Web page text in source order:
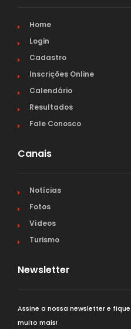
Home
Login
Cadastro
Inscrições Online
Calendário
Resultados
Fale Conosco
Canais
Notícias
Fotos
Vídeos
Turismo
Newsletter
Assine a nossa newsletter e
muito mais!